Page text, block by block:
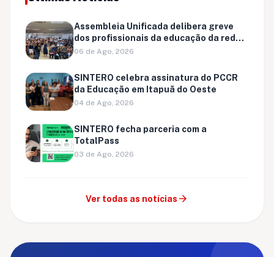
Assembleia Unificada delibera greve
dos profissionais da educação da rede
municipal de Porto Velho
06 de Ago, 2026
SINTERO celebra assinatura do PCCR
da Educação em Itapuã do Oeste
04 de Ago, 2026
SINTERO fecha parceria com a
TotalPass
03 de Ago, 2026
Ver todas as notícias arrow_forward